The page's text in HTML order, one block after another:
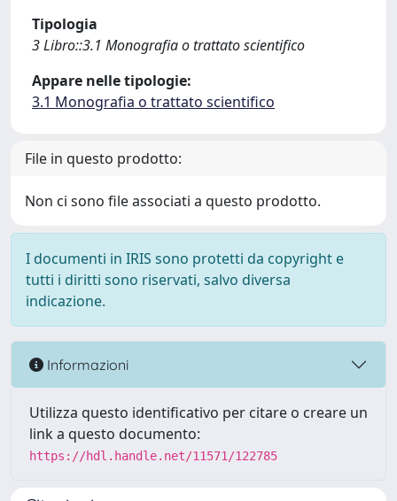
Tipologia
3 Libro::3.1 Monografia o trattato scientifico
Appare nelle tipologie:
3.1 Monografia o trattato scientifico
File in questo prodotto:
Non ci sono file associati a questo prodotto.
I documenti in IRIS sono protetti da copyright e
tutti i diritti sono riservati, salvo diversa
indicazione.
Informazioni
Utilizza questo identificativo per citare o creare un
link a questo documento:
https://hdl.handle.net/11571/122785